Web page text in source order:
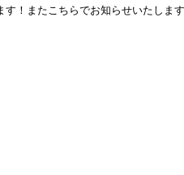
す！またこちらでお知らせいたしま